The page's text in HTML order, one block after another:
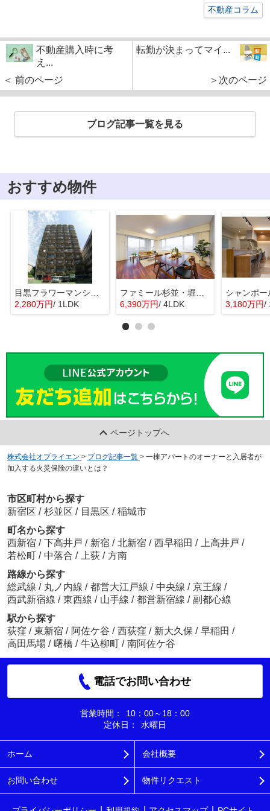
不動産コラム
不動産購入時に考
え...
＜ 前のページ
転勤が決まってマイ...
＞次のページ
ブログ記事一覧を見る
おすすめ物件
2,280万円/ 1LDK
6,390万円/ 4LDK 3,180万円/
ページトップへ
株式会社オブライエン > ブログ記事一覧 > 一棟アパートのオーナーと入居者が
加入する火災保険の違いとは？
市区町村から探す
新宿区 / 杉並区 / 目黒区 / 稲城市
町名から探す
西新宿 / 下高井戸 / 新宿 / 北新宿 / 西早稲田 / 上高井戸 /
若松町 / 中落合 / 上荻 / 方南
路線から探す
総武線 / 丸ノ内線 / 都営大江戸線 / 中央線 / 京王線 /
西武新宿線 / 東西線 / 山手線 / 都営新宿線 / 副都心線
駅から探す
荻窪 / 東新宿 / 阿佐ケ谷 / 西荻窪 / 新大久保 / 早稲田 /
高田馬場 / 曙橋 / 牛込柳町 / 南阿佐ケ谷
電話でお問い合わせ
営業時間：
10：00～18：00
定休日：
水曜日
ホーム 会社概要
お問い合わせ 物件リクエスト